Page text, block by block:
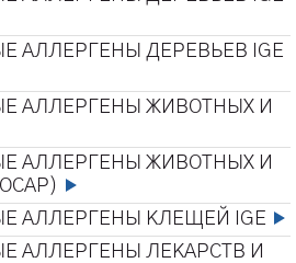
АЛЛЕРГЕНЫ ДЕРЕВЬЕВ IGE
АЛЛЕРГЕНЫ ЖИВОТНЫХ И
АЛЛЕРГЕНЫ ЖИВОТНЫХ И
АЛЛЕРГЕНЫ КЛЕЩЕЙ IGE
АЛЛЕРГЕНЫ ЛЕКАРСТВ И